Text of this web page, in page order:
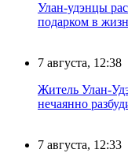
Улан-удэнцы
подарком в
7 августа, 12:38
Житель Улан-
нечаянно
7 августа, 12:33